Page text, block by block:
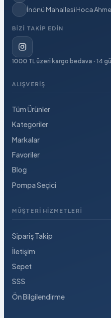
İnönü Mahallesi Hoca
BIZI TAKIP EDIN
1000 TL üzeri kargo bedava · 14
ALIŞVERIŞ
Tüm Ürünler
Kategoriler
Markalar
Favoriler
Blog
Pompa Seçici
MÜŞTERI HIZMETLERI
Sipariş Takip
İletişim
Sepet
SSS
Ön Bilgilendirme